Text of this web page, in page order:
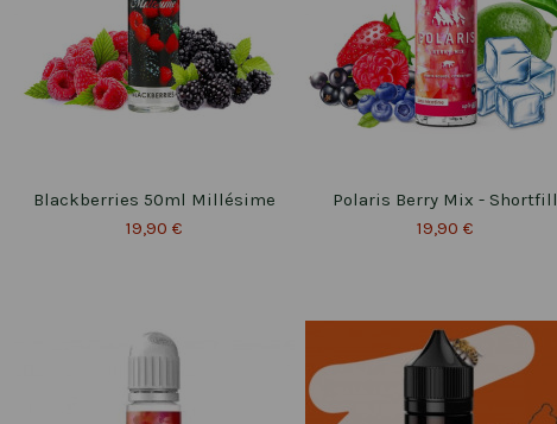
Blackberries 50ml Millésime
19,90 €
Polaris Berry Mix - Shortfill
19,90 €